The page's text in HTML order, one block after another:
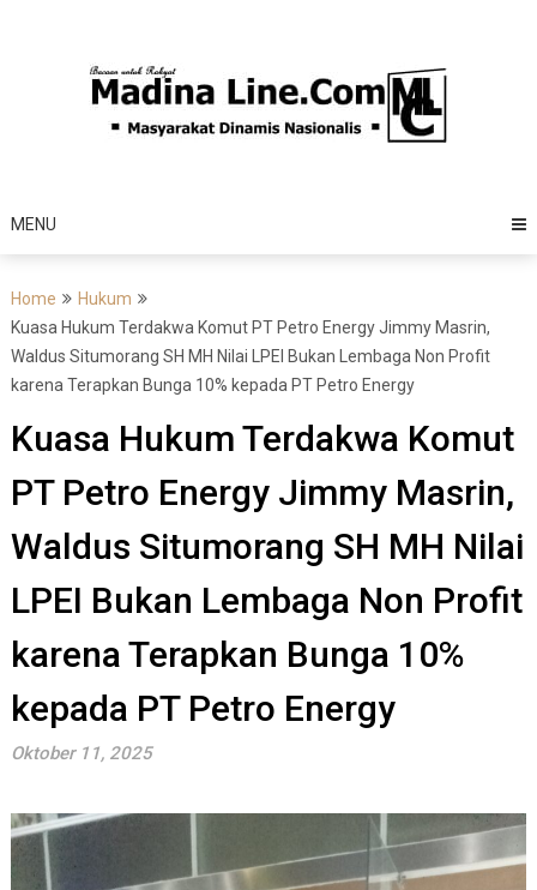
MENU
Home
Hukum
Kuasa Hukum Terdakwa Komut PT Petro Energy Jimmy Masrin,
Waldus Situmorang SH MH Nilai LPEI Bukan Lembaga Non Profit
karena Terapkan Bunga 10% kepada PT Petro Energy
Kuasa Hukum Terdakwa Komut
PT Petro Energy Jimmy Masrin,
Waldus Situmorang SH MH Nilai
LPEI Bukan Lembaga Non Profit
karena Terapkan Bunga 10%
kepada PT Petro Energy
Oktober 11, 2025